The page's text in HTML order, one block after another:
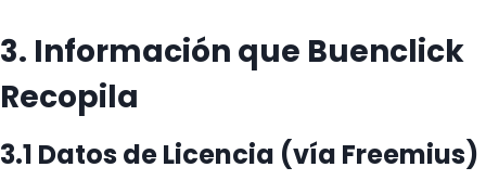
3. Información que Buenclick
Recopila
3.1 Datos de Licencia (vía Freemius)